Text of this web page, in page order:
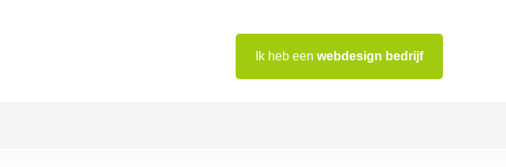
Ik heb een webdesign bedrijf